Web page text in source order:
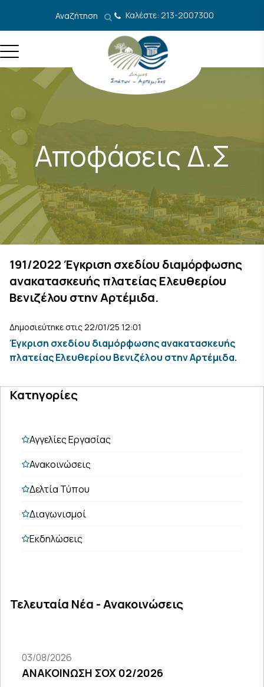
Αναζήτηση Καλέστε: 213-2007300
Αποφάσεις Δ.Σ
191/2022 Έγκριση σχεδίου διαμόρφωσης
ανακατασκευής πλατείας Ελευθερίου
Βενιζέλου στην Αρτέμιδα.
Δημοσιεύτηκε στις 22/01/25 12:01
Έγκριση σχεδίου διαμόρφωσης ανακατασκευής
πλατείας Ελευθερίου Βενιζέλου στην Αρτέμιδα.
Κατηγορίες
Αγγελίες Εργασίας
Ανακοινώσεις
Δελτία Τύπου
Διαγωνισμοί
Εκδηλώσεις
Τελευταία Νέα - Ανακοινώσεις
03/08/2026
ΑΝΑΚΟΙΝΩΣΗ ΣΟΧ 02/2026